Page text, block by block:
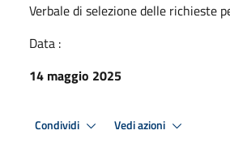
Verbale di selezione delle richieste
Data :
14 maggio 2025
Condividi Vedi azioni